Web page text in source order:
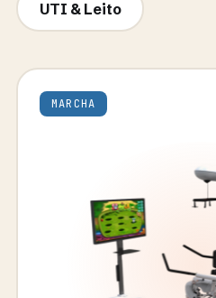
UTI & Leito
MARCHA